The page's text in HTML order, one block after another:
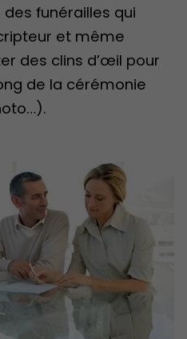
funérailles qui
et même
des clins d’œil pour
de la cérémonie